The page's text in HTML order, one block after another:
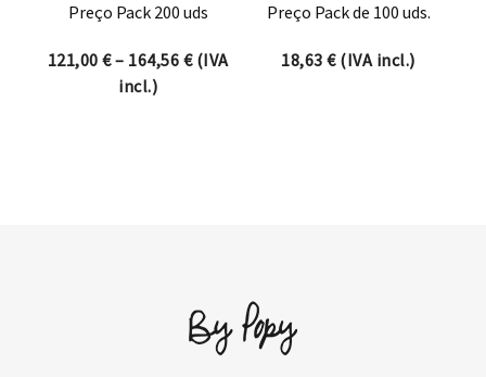
Preço Pack 200 uds
121,00 €– 164,56 €Price range: 121,00 € through 164,56
(IVA
incl.)
Preço Pack de 100 uds.
18,63€(IVA incl.)